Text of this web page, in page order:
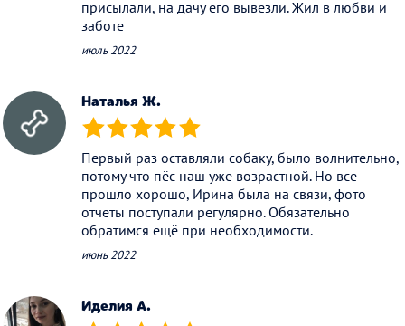
присылали, на дачу его вывезли. Жил в любви и
заботе
июль 2022
Наталья Ж.
(*) (*) (*) (*) (*)
Первый раз оставляли собаку, было волнительно,
потому что пёс наш уже возрастной. Но все
прошло хорошо, Ирина была на связи, фото
отчеты поступали регулярно. Обязательно
обратимся ещё при необходимости.
июнь 2022
Иделия А.